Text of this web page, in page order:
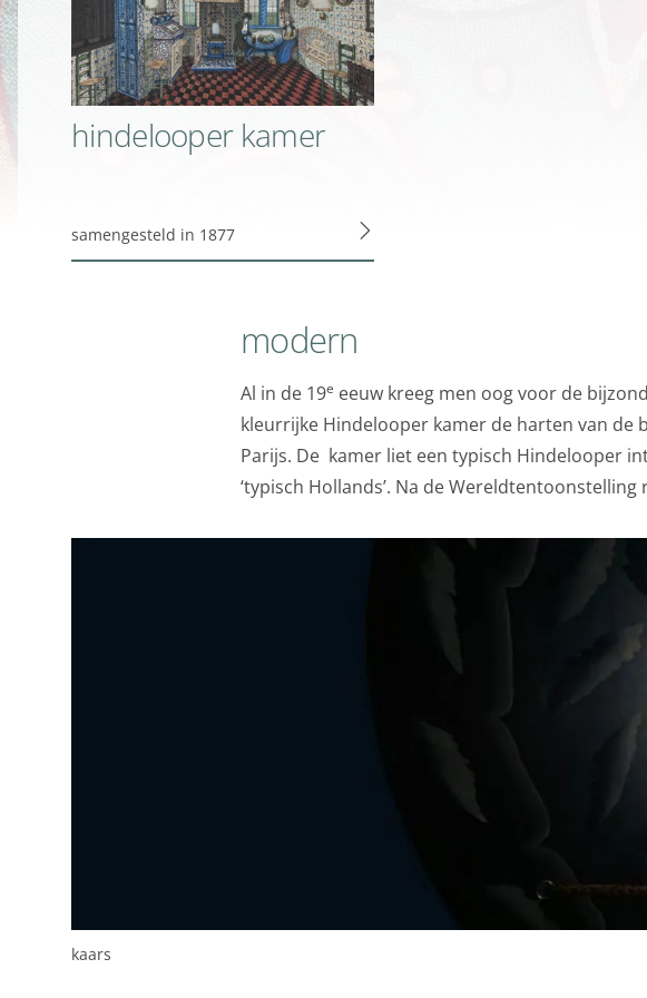
hindelooper kamer
samengesteld in 1877
modern
Al in de 19e eeuw kreeg men oog voor de
kleurrijke Hindelooper kamer de harten van de
Parijs. De kamer liet een typisch Hindelooper
‘typisch Hollands’. Na de
kaars
Marketing cookies
We gebruiken marketingcookies om je
aanbiedingen baseren we op wat je
ook gebruik van cookies van YouTube,
apparaatidentificatoren (apps),
Marketing cookies
We gebruiken marketingcookies voor
interesses. We maken ook gebruik van
en informatie kunt delen met je
advertenties.
Gedeelde klantinformatie
We delen jouw klantgegevens met
website en onze marketingkanalen.
naar Google voor online